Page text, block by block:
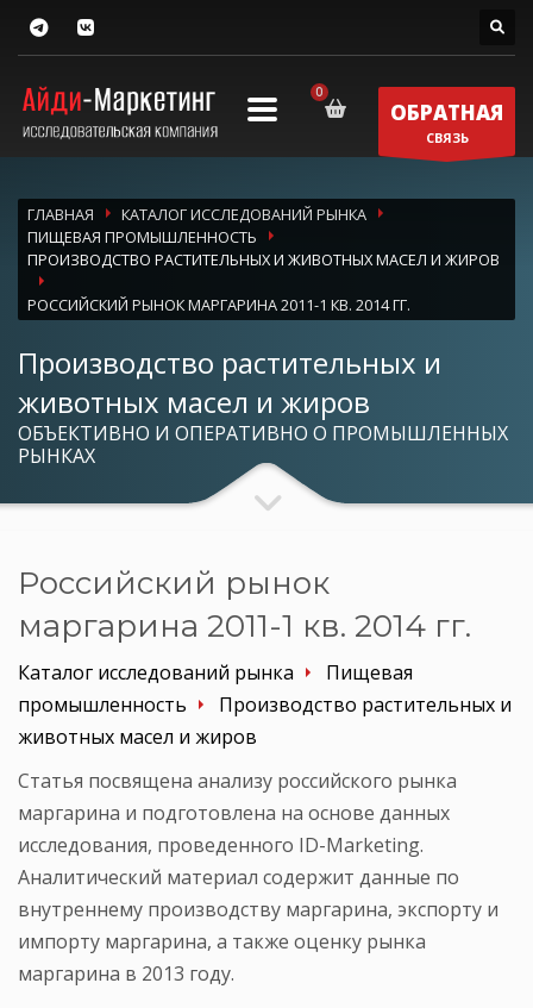
ОБРАТНАЯ
СВЯЗЬ
ГЛАВНАЯ
КАТАЛОГ ИССЛЕДОВАНИЙ РЫНКА
ПИЩЕВАЯ ПРОМЫШЛЕННОСТЬ
ПРОИЗВОДСТВО РАСТИТЕЛЬНЫХ И ЖИВОТНЫХ МАСЕЛ И ЖИРОВ
РОССИЙСКИЙ РЫНОК МАРГАРИНА 2011-1 КВ. 2014 ГГ.
Производство растительных и
животных масел и жиров
ОБЪЕКТИВНО И ОПЕРАТИВНО О ПРОМЫШЛЕННЫХ
РЫНКАХ
Российский рынок
маргарина 2011-1 кв. 2014 гг.
Каталог исследований рынка
Пищевая
промышленность
Производство растительных и
животных масел и жиров
Статья посвящена анализу российского рынка
маргарина и подготовлена на основе данных
исследования, проведенного ID-Marketing.
Аналитический материал содержит данные по
внутреннему производству маргарина, экспорту и
импорту маргарина, а также оценку рынка
маргарина в 2013 году.